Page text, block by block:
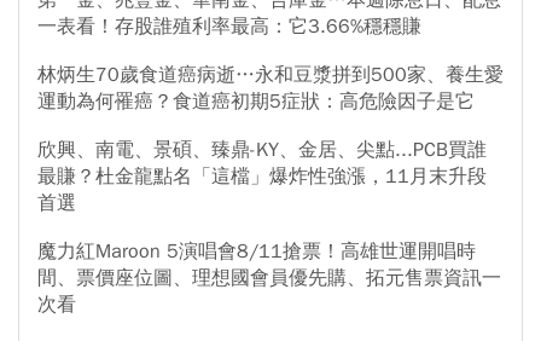
一表看！存股誰殖利率最高：它3.66%穩穩賺
林炳生70歲食道癌病逝…永和豆漿拼到500家、養生愛
運動為何罹癌？食道癌初期5症狀：高危險因子是它
欣興、南電、景碩、臻鼎-KY、金居、尖點...PCB買誰
最賺？杜金龍點名「這檔」爆炸性強漲，11月末升段
首選
魔力紅Maroon 5演唱會8/11搶票！高雄世運開唱時
間、票價座位圖、理想國會員優先購、拓元售票資訊一
次看